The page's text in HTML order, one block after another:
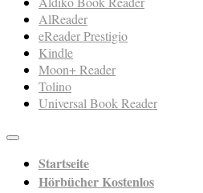
AlReader
eReader Prestigio
Kindle
Moon+ Reader
Tolino
Universal Book Reader
Startseite
Hörbücher Kostenlos